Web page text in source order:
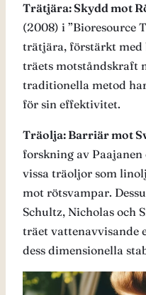
Trätjära: Skydd mot
(2008) i ”Bioresource
trätjära, förstärkt med
träets motståndskraft
traditionella metod
för sin effektivitet.
Träolja: Barriär mot
forskning av
vissa träoljor som
mot rötsvampar​​.
Schultz, Nicholas och
träet vattenavvisande
dess dimensionella